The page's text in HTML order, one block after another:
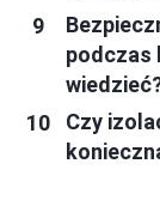
podczas
Czy